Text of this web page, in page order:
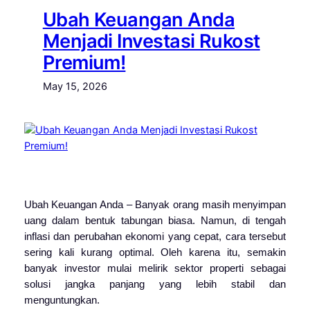
Ubah Keuangan Anda
Menjadi Investasi Rukost
Premium!
May 15, 2026
Ubah Keuangan Anda – Banyak orang masih menyimpan
uang dalam bentuk tabungan biasa. Namun, di tengah
inflasi dan perubahan ekonomi yang cepat, cara tersebut
sering kali kurang optimal. Oleh karena itu, semakin
banyak investor mulai melirik sektor properti sebagai
solusi jangka panjang yang lebih stabil dan
menguntungkan.